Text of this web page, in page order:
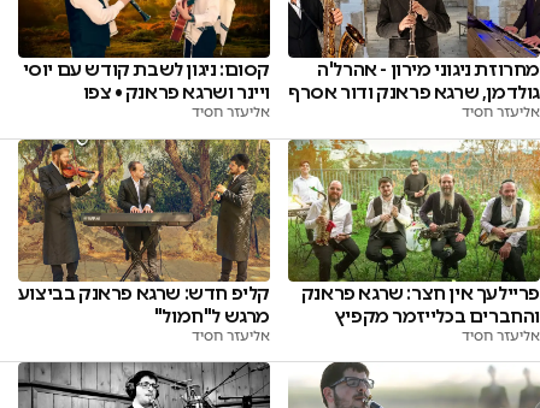
מחרוזת ניגוני מירון - אהרל'ה
גולדמן, שרגא פראנק ודור אסרף
אליעזר חסיד
קסום: ניגון לשבת קודש עם יוסי
ויינר ושרגא פראנק⁩ • צפו
אליעזר חסיד
פריילעך אין חצר: שרגא פראנק
והחברים בכלייזמר מקפיץ
אליעזר חסיד
קליפ חדש: שרגא פראנק בביצוע
מרגש ל"חמול"
אליעזר חסיד